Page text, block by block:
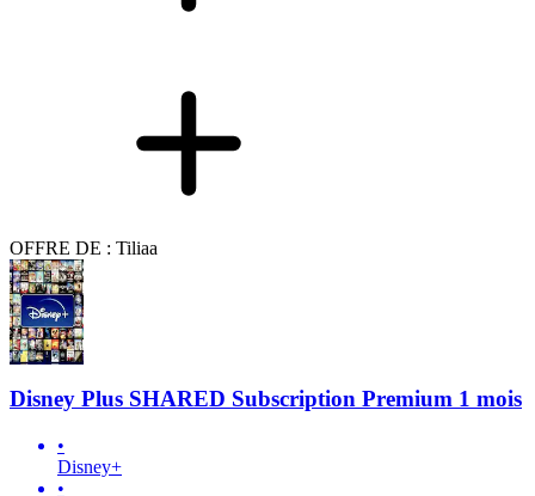
OFFRE DE : Tiliaa
Disney Plus SHARED Subscription Premium 1 mois
•
Disney+
•